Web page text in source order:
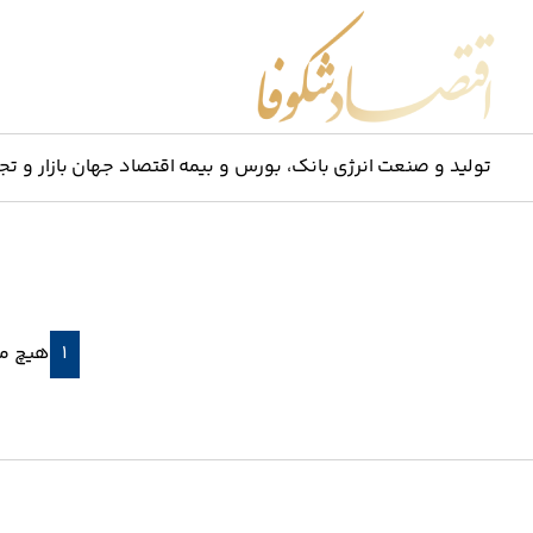
تولید و صنعت انرژی بانک، بورس و بیمه اقتصاد جهان بازار و
۱ هیچ